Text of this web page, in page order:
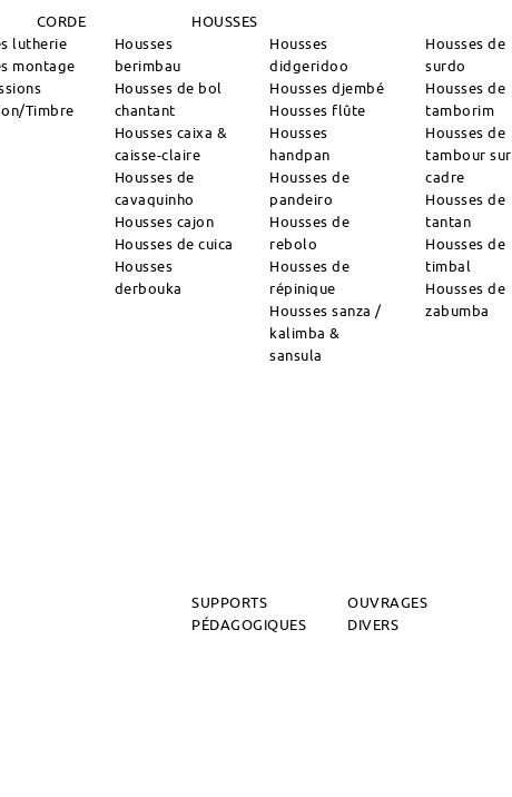
CORDE
HOUSSES
lutherie
montage
Timbre
Housses
berimbau
Housses de bol
chantant
Housses caixa &
caisse-claire
Housses de
cavaquinho
Housses cajon
Housses de cuica
Housses
derbouka
Housses
didgeridoo
Housses djembé
Housses flûte
Housses
handpan
Housses de
pandeiro
Housses de
rebolo
Housses de
répinique
Housses sanza /
kalimba &
sansula
Housses de
surdo
Housses de
tamborim
Housses de
tambour sur
cadre
Housses de
tantan
Housses de
timbal
Housses de
zabumba
SUPPORTS
PÉDAGOGIQUES
OUVRAGES
DIVERS